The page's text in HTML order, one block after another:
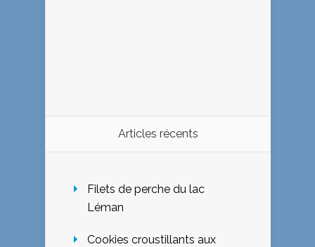
Articles récents
Filets de perche du lac
Léman
Cookies croustillants aux